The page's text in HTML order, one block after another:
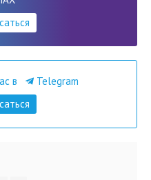
в
Telegram